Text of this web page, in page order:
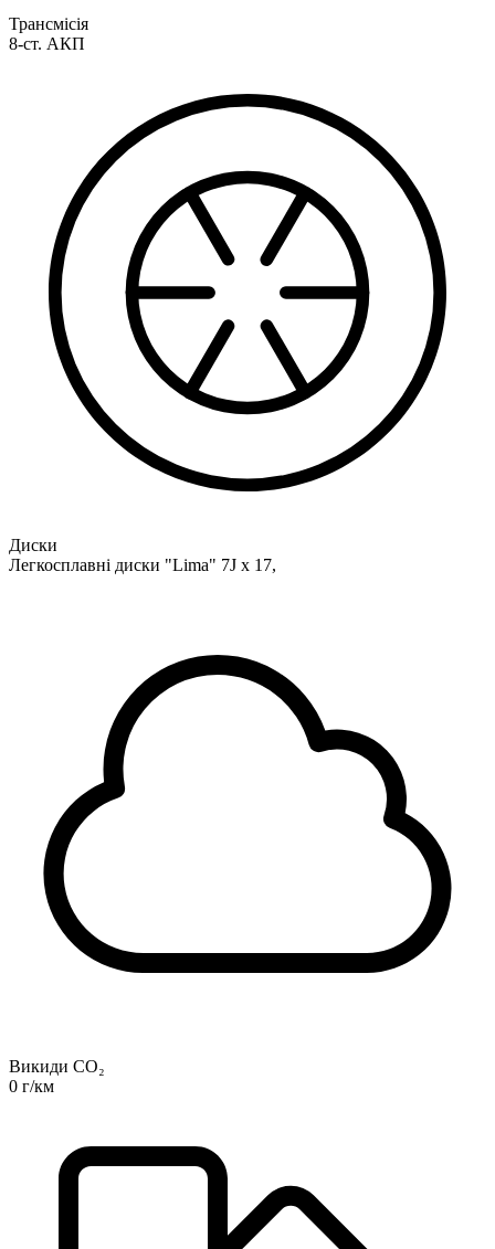
Трансмісія
8-ст. АКП
Диски
Легкосплавні диски "Lima" 7J x 17,
Викиди CO₂
0 г/км